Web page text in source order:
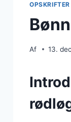
OPSKRIFTER
Af 13.